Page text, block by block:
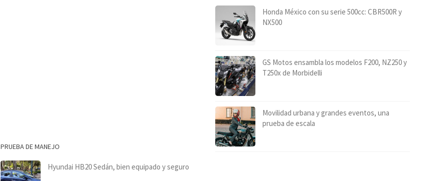
PRUEBA DE MANEJO
Hyundai HB20 Sedán, bien equipado y seguro
Honda México con su serie 500cc: CBR500R y
NX500
GS Motos ensambla los modelos F200, NZ250 y
T250x de Morbidelli
Movilidad urbana y grandes eventos, una
prueba de escala